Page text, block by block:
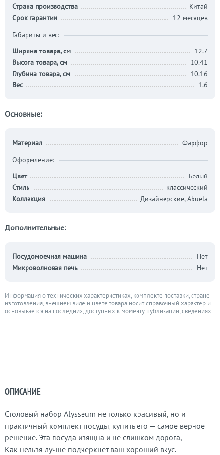
ОПИСАНИЕ
Столовый набор Alysseum не только красивый, но и
практичный комплект посуды, купить его — самое верное
решение. Эта посуда изящна и не слишком дорога,
Как нельзя лучше подчеркнет ваш хороший вкус.
Страна производства
Китай
Срок гарантии
12 месяцев
Габариты и вес:
Ширина товара, см
12.7
Высота товара, см
10.41
Глубина товара, см
10.16
Вес
1.6
Основные:
Материал
Фарфор
Оформление:
Цвет
Белый
Стиль
классический
Коллекция
Дизайнерские, Abuela
Дополнительные:
Посудомоечная машина
Нет
Микроволновая печь
Нет
Информация о технических характеристиках, комплекте поставки, стране
изготовления, внешнем виде и цвете товара носит справочный характер и
основывается на последних, доступных к моменту публикации, сведениях.